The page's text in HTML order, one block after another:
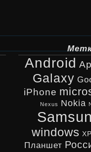
Android
Galaxy
iPhone
Nexus Nokia
windows
Планшет